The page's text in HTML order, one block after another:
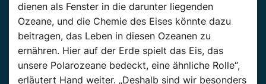
dienen als Fenster in die darunter liegenden
Ozeane, und die Chemie des Eises könnte dazu
beitragen, das Leben in diesen Ozeanen zu
ernähren. Hier auf der Erde spielt das Eis, das
unsere Polarozeane bedeckt, eine ähnliche Rolle“,
erläutert Hand weiter. „Deshalb sind wir besonders